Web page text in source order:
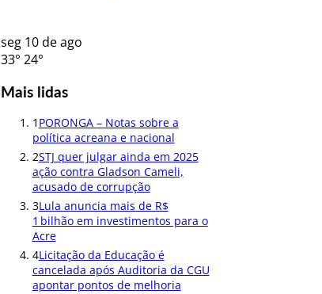
seg 10 de ago
33° 24°
Mais lidas
1 PORONGA – Notas sobre a
política acreana e nacional
2STJ quer julgar ainda em 2025
ação contra Gladson Cameli,
acusado de corrupção
3Lula anuncia mais de R$
1 bilhão em investimentos para o
Acre
4Licitação da Educação é
cancelada após Auditoria da CGU
apontar pontos de melhoria